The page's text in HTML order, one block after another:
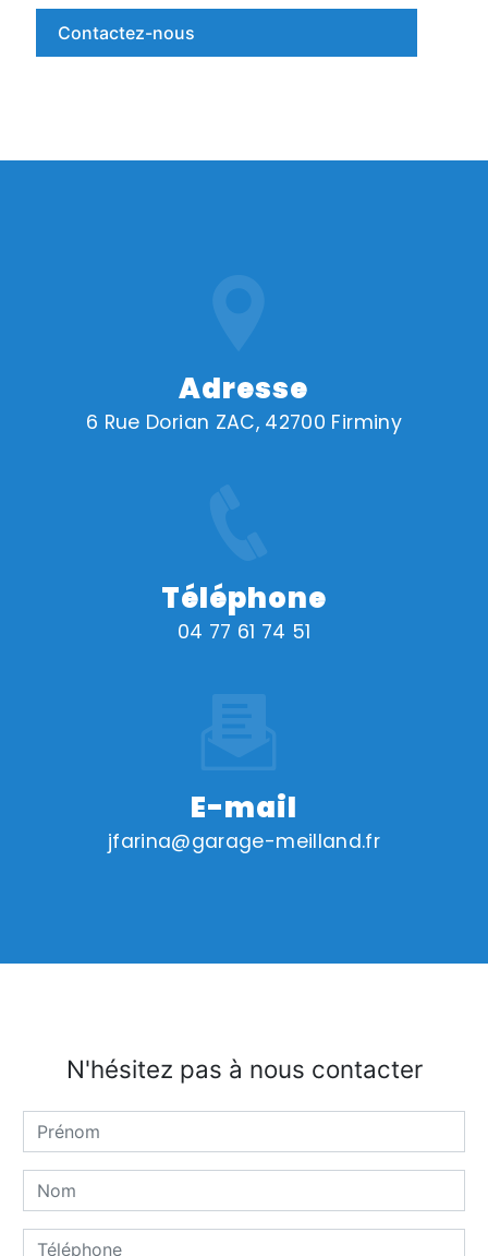
Contactez-nous
Adresse
6 Rue Dorian ZAC, 42700 Firminy
Téléphone
04 77 61 74 51
E-mail
jfarina@garage-meilland.fr
N'hésitez pas à nous contacter